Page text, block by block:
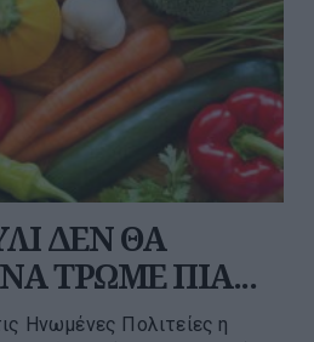
ΔΕΝ ΘΑ
ΤΡΩΜΕ ΠΙΑ...
Ηνωμένες Πολιτείες η